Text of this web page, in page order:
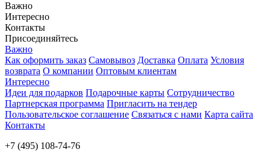
Важно
Интересно
Контакты
Присоединяйтесь
Важно
Как оформить заказ Самовывоз Доставка Оплата Условия
возврата О компании Оптовым клиентам
Интересно
Идеи для подарков Подарочные карты Сотрудничество
Партнерская программа Пригласить на тендер
Пользовательское соглашение Связаться с нами Карта сайта
Контакты
+7 (495) 108-74-76